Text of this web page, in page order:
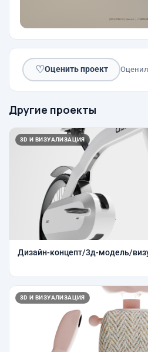
♡Оценить проект
Другие проекты
3D И ВИЗУАЛИЗАЦИЯ
Дизайн-концепт/3д-модель/
3D И ВИЗУАЛИЗАЦИЯ